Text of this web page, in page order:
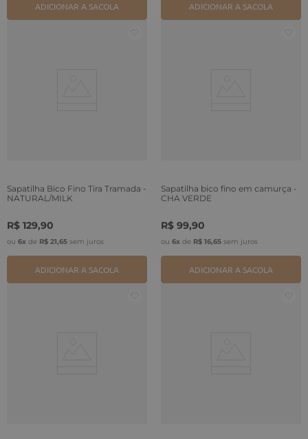
ADICIONAR A SACOLA ADICIONAR A SACOLA
Sapatilha Bico Fino Tira Tramada -
NATURAL/MILK
R$ 129,90
ou 6x de R$ 21,65 sem juros
ADICIONAR A SACOLA
Sapatilha bico fino em camurça -
CHA VERDE
R$ 99,90
ou 6x de R$ 16,65 sem juros
ADICIONAR A SACOLA